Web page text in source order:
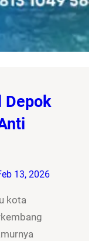
Depok
13, 2026
kota